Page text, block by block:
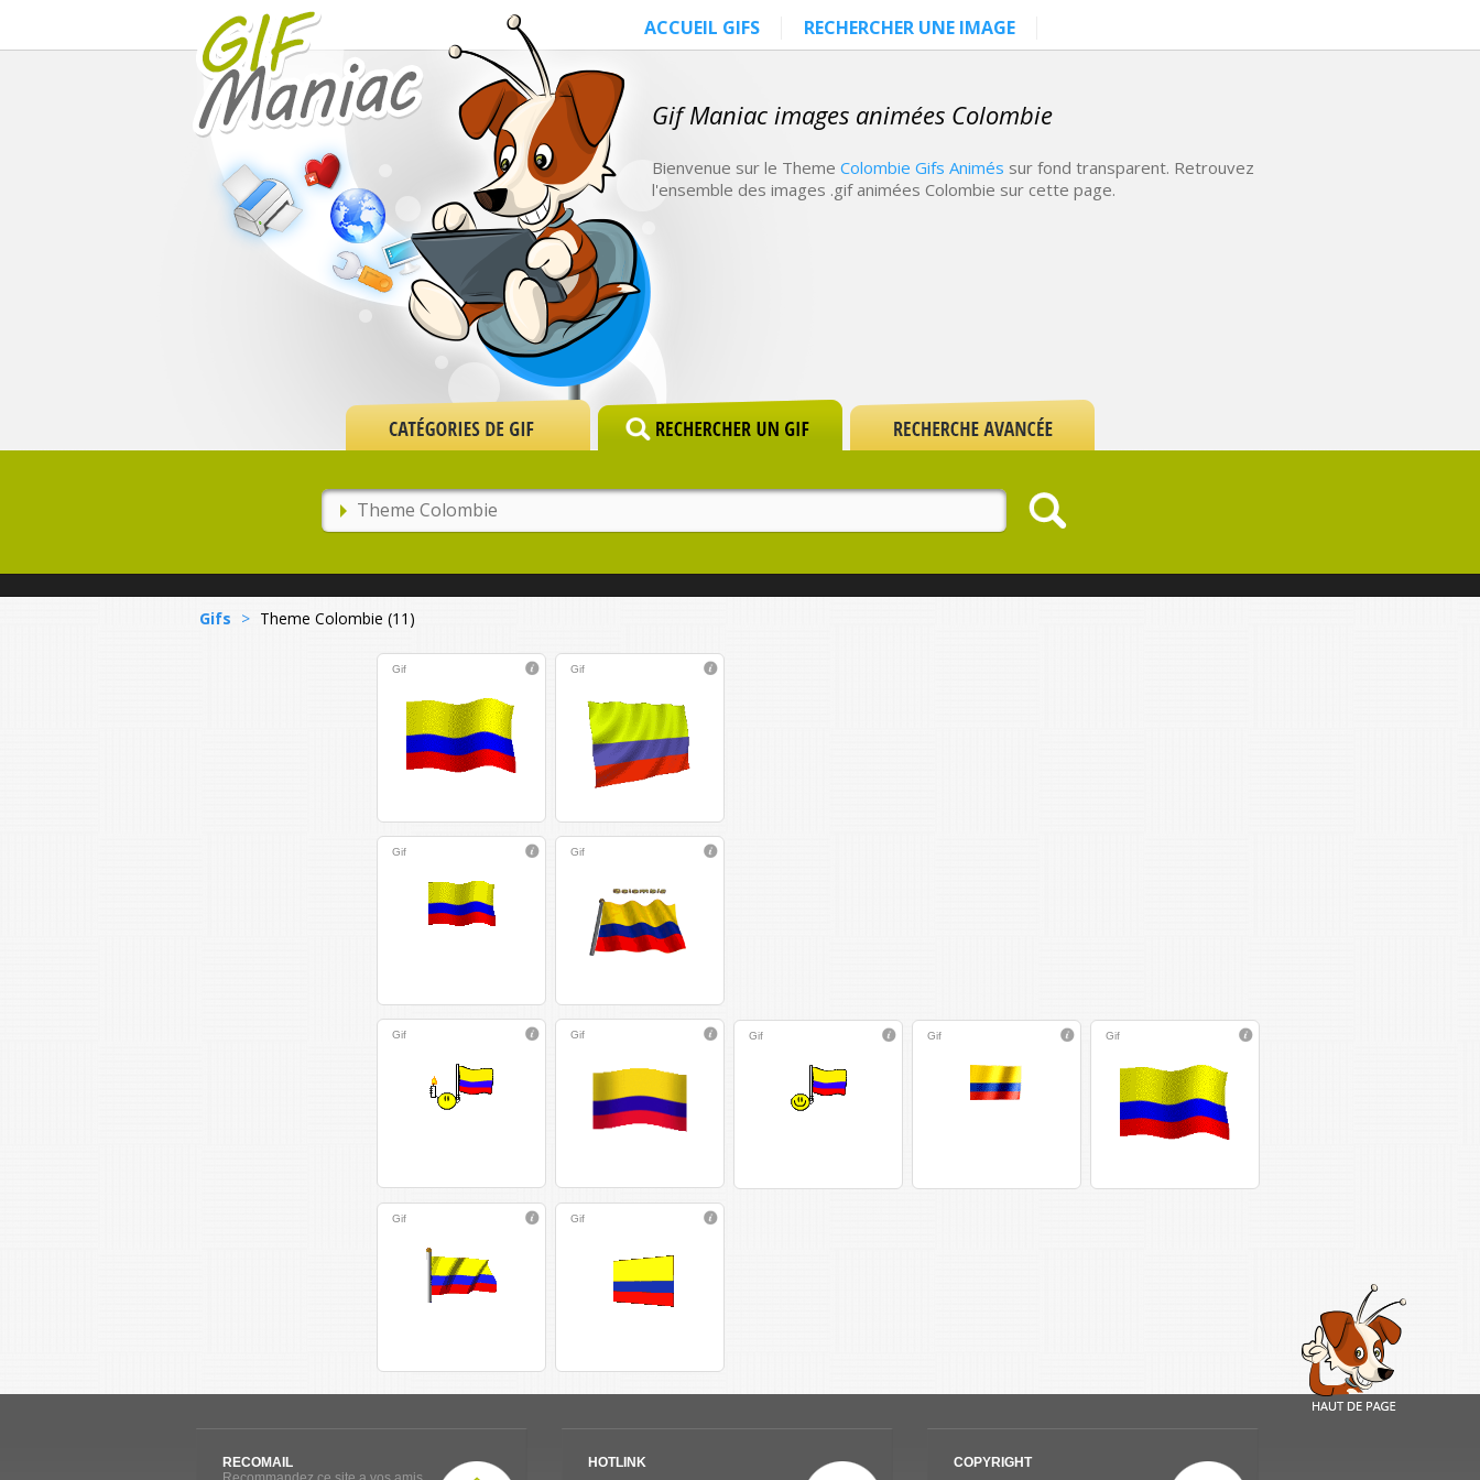
ACCUEIL GIFS RECHERCHER UNE IMAGE
Gif Maniac images animées Colombie
Bienvenue sur le Theme Colombie Gifs Animés sur fond transparent. Retrouvez
l'ensemble des images .gif animées Colombie sur cette page.
Gifs > Theme Colombie (11)
Gif Gif
Gif Gif
Gif Gif Gif Gif Gif
Gif Gif
RECOMAIL
HOTLINK COPYRIGHT